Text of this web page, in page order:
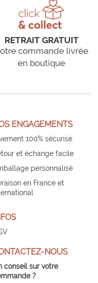
RETRAIT GRATUIT
commande livrée
en boutique
ENGAGEMENTS
100% sécurisé
et échange facile
personnalisé
en France et
NOUS
conseil sur votre
?